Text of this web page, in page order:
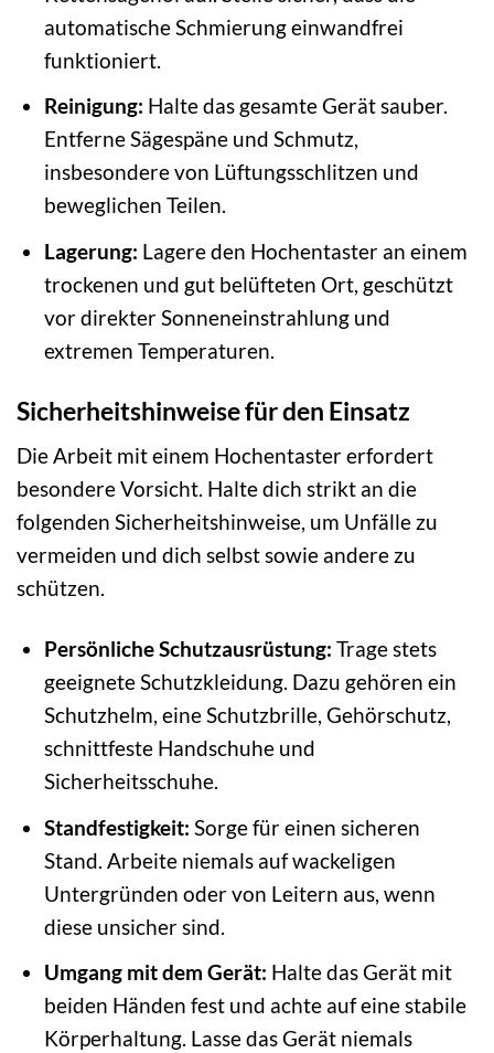
automatische Schmierung einwandfrei
funktioniert.
Reinigung: Halte das gesamte Gerät sauber.
Entferne Sägespäne und Schmutz,
insbesondere von Lüftungsschlitzen und
beweglichen Teilen.
Lagerung: Lagere den Hochentaster an einem
trockenen und gut belüfteten Ort, geschützt
vor direkter Sonneneinstrahlung und
extremen Temperaturen.
Sicherheitshinweise für den Einsatz
Die Arbeit mit einem Hochentaster erfordert
besondere Vorsicht. Halte dich strikt an die
folgenden Sicherheitshinweise, um Unfälle zu
vermeiden und dich selbst sowie andere zu
schützen.
Persönliche Schutzausrüstung: Trage stets
geeignete Schutzkleidung. Dazu gehören ein
Schutzhelm, eine Schutzbrille, Gehörschutz,
schnittfeste Handschuhe und
Sicherheitsschuhe.
Standfestigkeit: Sorge für einen sicheren
Stand. Arbeite niemals auf wackeligen
Untergründen oder von Leitern aus, wenn
diese unsicher sind.
Umgang mit dem Gerät: Halte das Gerät mit
beiden Händen fest und achte auf eine stabile
Körperhaltung. Lasse das Gerät niemals